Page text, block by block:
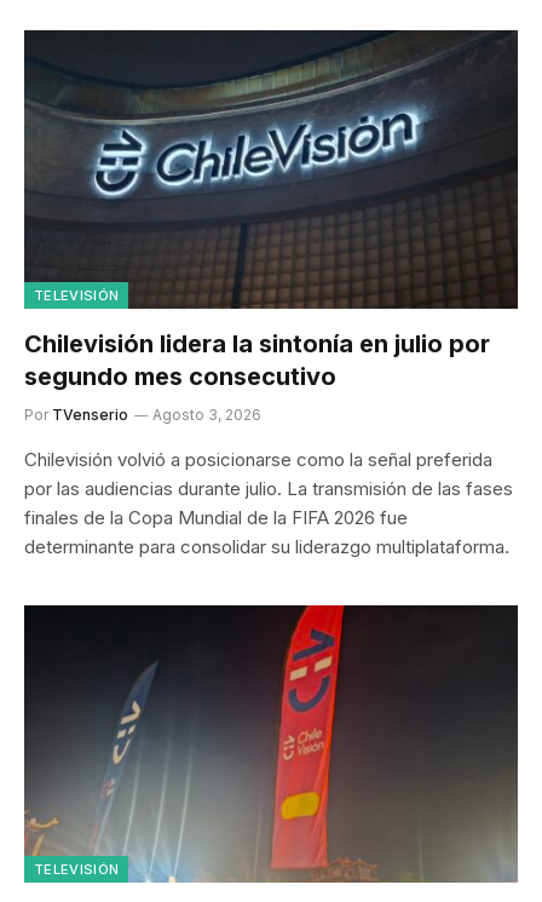
TELEVISIÓN
Chilevisión lidera la sintonía en julio por
segundo mes consecutivo
Por TVenserio Agosto 3, 2026
Chilevisión volvió a posicionarse como la señal preferida
por las audiencias durante julio. La transmisión de las fases
finales de la Copa Mundial de la FIFA 2026 fue
determinante para consolidar su liderazgo multiplataforma.
TELEVISIÓN